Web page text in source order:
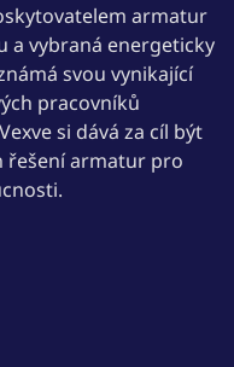
armatur
vybraná energeticky
svou vynikající
pracovníků
si dává za cíl být
řešení armatur pro